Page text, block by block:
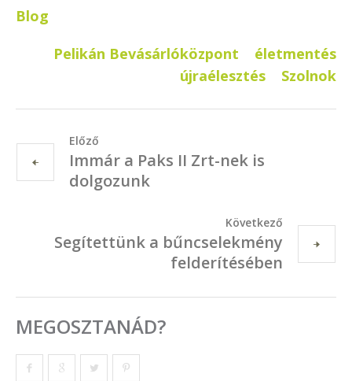
Blog
életmentés
Pelikán Bevásárlóközpont
Szolnok
újraélesztés
Előző
Immár a Paks II Zrt-nek is
dolgozunk
Következő
Segítettünk a bűncselekmény
felderítésében
MEGOSZTANÁD?